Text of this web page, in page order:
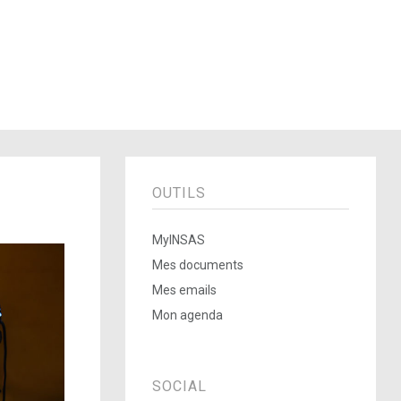
OUTILS
MyINSAS
Mes documents
Mes emails
Mon agenda
SOCIAL